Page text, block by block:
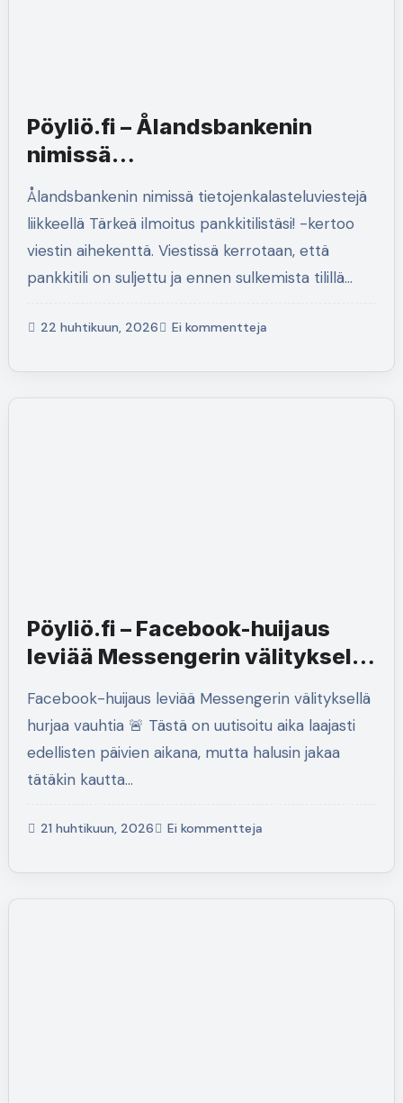
Pöyliö.fi – Ålandsbankenin
nimissä
tietojenkalasteluviestejä
liikkeellä
Ålandsbankenin nimissä tietojenkalasteluviestejä
liikkeellä Tärkeä ilmoitus pankkitilistäsi! -kertoo
viestin aihekenttä. Viestissä kerrotaan, että
pankkitili on suljettu ja ennen sulkemista tilillä…
22 huhtikuun, 2026 Ei kommentteja
Pöyliö.fi – Facebook-huijaus
leviää Messengerin välityksellä
Facebook-huijaus leviää Messengerin välityksellä
hurjaa vauhtia 🚨 Tästä on uutisoitu aika laajasti
edellisten päivien aikana, mutta halusin jakaa
tätäkin kautta…
21 huhtikuun, 2026 Ei kommentteja